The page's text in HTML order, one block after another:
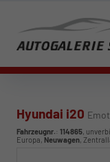
Hyundai i20
Fahrzeugnr.: 114865,
Europa, Neuwagen,